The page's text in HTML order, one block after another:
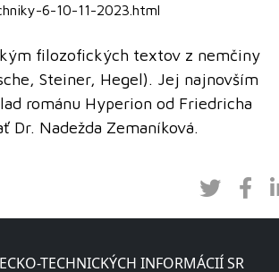
6-10-11-2023.html
filozofických textov z nemčiny
Steiner, Hegel). Jej najnovším
románu Hyperion od Friedricha
Dr. Nadežda Zemaníková.
TECHNICKÝCH INFORMÁCIÍ SR